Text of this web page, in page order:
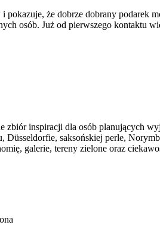
że dobrze dobrany podarek
osób. Już od pierwszego kontaktu
inspiracji dla osób planujących
saksońskiej perle,
galerie, tereny zielone oraz